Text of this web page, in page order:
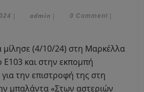
7| admin admin
| 0 Comment |
Ε103 και στην εκπομπή
την επιστροφή της στη
μπαλάντα «Στων αστεριών